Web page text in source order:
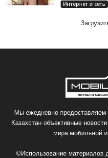
Интернет и сеть
Мы ежедневно предоставляем
Казахстан объективные
мира мобильной
©Использование материалов